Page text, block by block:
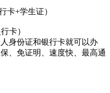
卡+学生证）
卡）
身份证和银行卡就可以办
、免证明、速度快、最高通